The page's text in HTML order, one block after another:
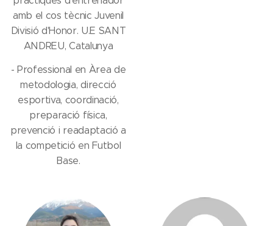
amb el cos tècnic Juvenil
Divisió d'Honor. U.E SANT
ANDREU, Catalunya
- Professional en Àrea de
metodologia, direcció
esportiva, coordinació,
preparació física,
prevenció i readaptació a
la competició en Futbol
Base.